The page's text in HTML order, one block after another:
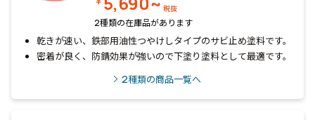
税抜
2種類の在庫品があります
乾きが速い、鉄部用油性つやけしタイプのサビ止め塗料です。
密着が良く、防錆効果が強いので下塗り塗料として最適です。
2種類の商品一覧へ